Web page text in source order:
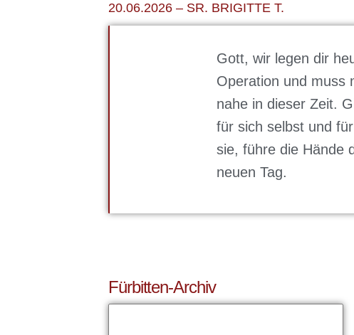
20.06.2026 – SR. BRIGITTE T.
Gott, wir legen dir
Operation und muss
nahe in dieser Zeit.
für sich selbst und
sie, führe die Hände
neuen Tag.
Fürbitten-Archiv